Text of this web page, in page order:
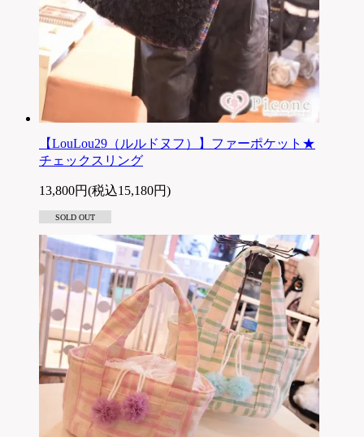
【LouLou29（ルルドヌフ）】ファーポケット★
チェックスリング
13,800円(税込15,180円)
SOLD OUT